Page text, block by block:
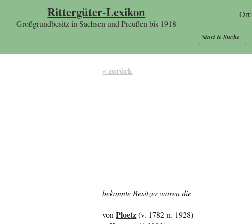
Rittergüter-Lexikon
Großgrundbesitz in Sachsen und Preußen bis 1918
Ort:
Start & Suche
« zurück
bekannte Besitzer waren die
vonPloetz(v. 1782-n. 1928)